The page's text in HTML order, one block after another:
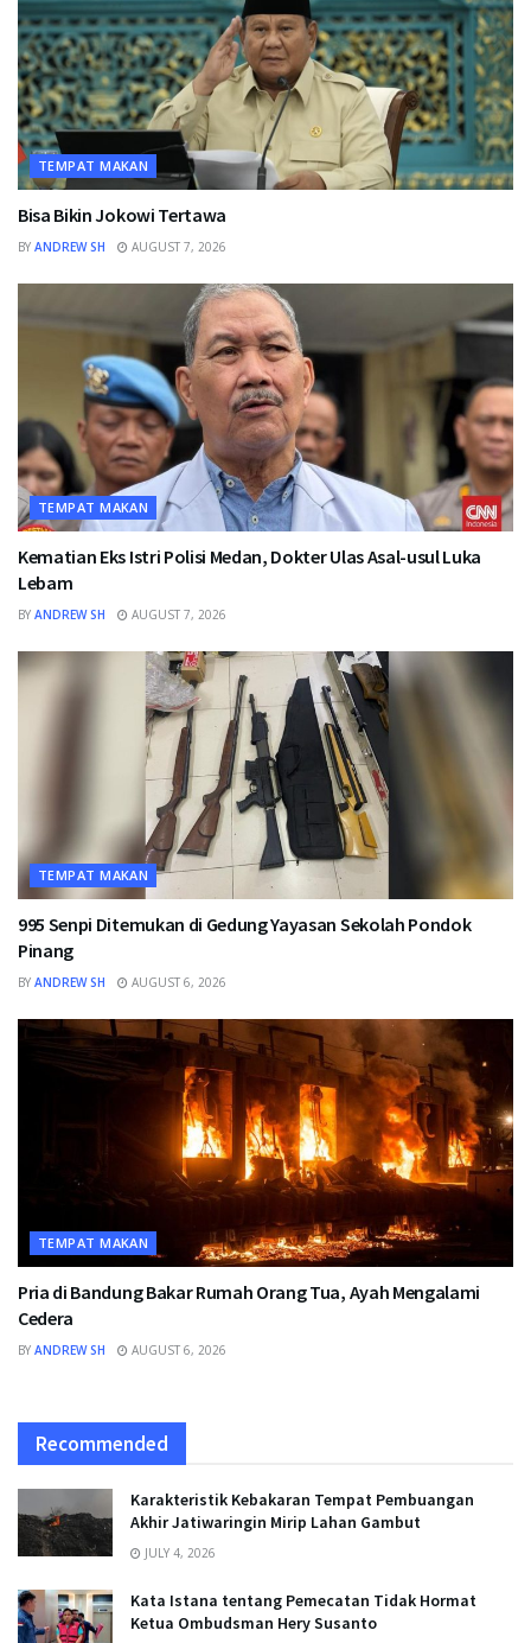
TEMPAT MAKAN
Bisa Bikin Jokowi Tertawa
BY ANDREW SH AUGUST 7, 2026
TEMPAT MAKAN
Kematian Eks Istri Polisi Medan, Dokter Ulas Asal-usul Luka
Lebam
BY ANDREW SH AUGUST 7, 2026
TEMPAT MAKAN
995 Senpi Ditemukan di Gedung Yayasan Sekolah Pondok
Pinang
BY ANDREW SH AUGUST 6, 2026
TEMPAT MAKAN
Pria di Bandung Bakar Rumah Orang Tua, Ayah Mengalami
Cedera
BY ANDREW SH AUGUST 6, 2026
Recommended
Karakteristik Kebakaran Tempat Pembuangan
Akhir Jatiwaringin Mirip Lahan Gambut
JULY 4, 2026
Kata Istana tentang Pemecatan Tidak Hormat
Ketua Ombudsman Hery Susanto